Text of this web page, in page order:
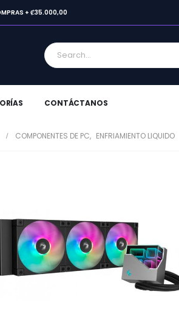
+ ₡35.000,00
CONTÁCTANOS
COMPONENTES DE PC, ENFRIAMIENTO LIQUIDO